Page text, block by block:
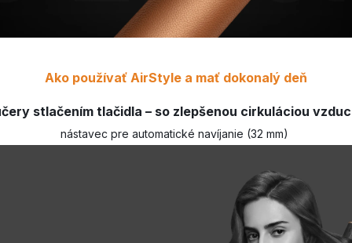
Ako používať AirStyle a mať dokonalý deň
stlačením tlačidla – so zlepšenou cirkuláciou
nástavec pre automatické navíjanie (32 mm)